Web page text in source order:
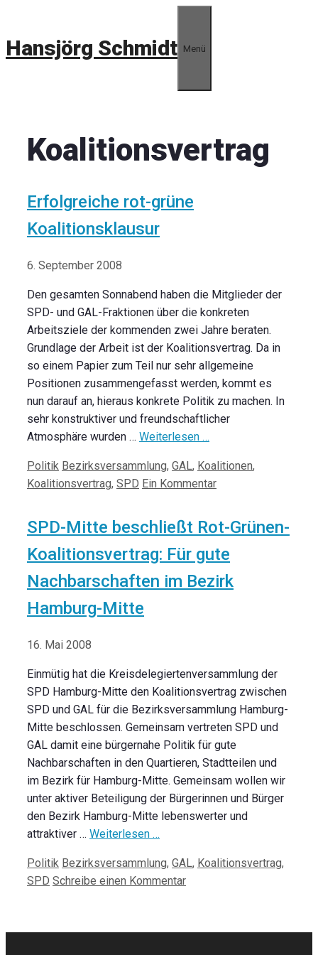
springen
Hansjörg Schmidt Menü
Koalitionsvertrag
Erfolgreiche rot-grüne
Koalitionsklausur
6. September 2008
Den gesamten Sonnabend haben die Mitglieder der
SPD- und GAL-Fraktionen über die konkreten
Arbeitsziele der kommenden zwei Jahre beraten.
Grundlage der Arbeit ist der Koalitionsvertrag. Da in
so einem Papier zum Teil nur sehr allgemeine
Positionen zusammengefasst werden, kommt es
nun darauf an, hieraus konkrete Politik zu machen. In
sehr konstruktiver und freundschaftlicher
Atmosphäre wurden … Weiterlesen …
Kategorien
Politik Schlagwörter
Bezirksversammlung, GAL, Koalitionen,
Koalitionsvertrag, SPD Ein Kommentar
SPD-Mitte beschließt Rot-Grünen-
Koalitionsvertrag: Für gute
Nachbarschaften im Bezirk
Hamburg-Mitte
16. Mai 2008
Einmütig hat die Kreisdelegiertenversammlung der
SPD Hamburg-Mitte den Koalitionsvertrag zwischen
SPD und GAL für die Bezirksversammlung Hamburg-
Mitte beschlossen. Gemeinsam vertreten SPD und
GAL damit eine bürgernahe Politik für gute
Nachbarschaften in den Quartieren, Stadtteilen und
im Bezirk für Hamburg-Mitte. Gemeinsam wollen wir
unter aktiver Beteiligung der Bürgerinnen und Bürger
den Bezirk Hamburg-Mitte lebenswerter und
attraktiver … Weiterlesen …
Kategorien
Politik Schlagwörter
Bezirksversammlung, GAL, Koalitionsvertrag,
SPD Schreibe einen Kommentar